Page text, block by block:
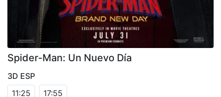
Spider-Man: Un Nuevo Día
3D ESP
11:25
17:55